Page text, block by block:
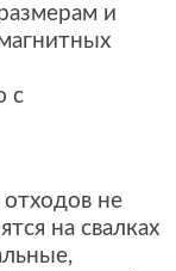
и
с
не
на свалках